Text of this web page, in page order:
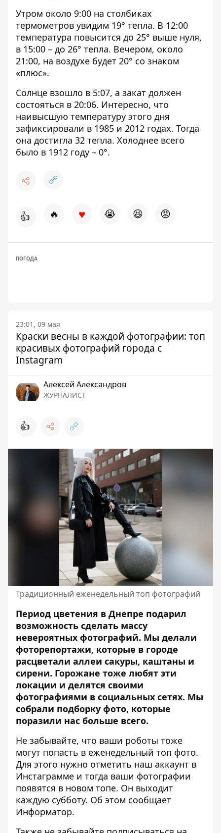
Утром около 9:00 на столбиках
термометров увидим 19° тепла. В 12:00
температура повысится до 25° выше нуля,
в 15:00 – до 26° тепла. Вечером, около
21:00, на воздухе будет 20° со знаком
«плюс».
Солнце взошло в 5:07, а закат должен
состояться в 20:06. Интересно, что
наивысшую температуру этого дня
зафиксировали в 1985 и 2012 годах. Тогда
она достигла 32 тепла. Холоднее всего
было в 1912 году – 0°.
👍 🔥 ♥ 😭 😆 😡
ПОГОДА
23:01, 09 мая
Краски весны в каждой фотографии: топ
красивых фотографий города с
Instagram
Алексей Александров
ЖУРНАЛИСТ
👍
Традиционный еженедельный топ фотографий
Период цветения в Днепре подарил
возможность сделать массу
невероятных фотографий. Мы делали
фоторепортажи, которые в городе
расцветали аллеи сакуры, каштаны и
сирени. Горожане тоже любят эти
локации и делятся своими
фотографиями в социальных сетях. Мы
собрали подборку фото, которые
поразили нас больше всего.
Не забывайте, что ваши роботы тоже
могут попасть в еженедельный топ фото.
Для этого нужно отметить наш аккаунт в
Инстаграмме и тогда ваши фотографии
появятся в новом топе. Он выходит
каждую субботу. Об этом сообщает
Информатор.